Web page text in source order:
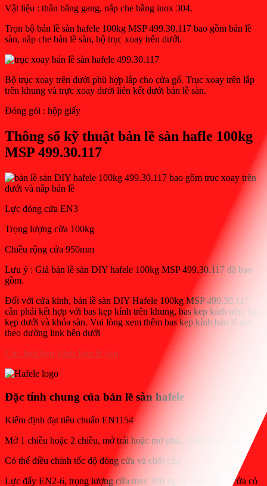
Vật liệu : thân bằng gang, nắp che bằng inox 304.
Trọn bộ bản lề sàn hafele 100kg MSP 499.30.117 bao gồm bản lề
sàn, nắp che bản lề sàn, bộ trục xoay trên dưới.
Bộ trục xoay trên dưới phù hợp lắp cho cửa gổ. Trục xoay trên lắp
trên khung và trực xoay dưới liên kết dưới bản lề sàn.
Đóng gói : hộp giấy
Thông số kỹ thuật bản lề sàn hafle 100kg
MSP 499.30.117
Lực đóng cửa EN3
Trọng lượng cửa 100kg
Chiều rộng cửa 950mm
Lưu ý : Giá bản lề sàn DIY hafele 100kg MSP 499.30.117 đã bao
gồm.
Đối với cửa kính, bản lề sàn DIY Hafele 100kg MSP 499.30.117
cần phải kết hợp với bas kẹp kính trên khung, bas kep kính trên, bas
kẹp dưới và khóa sàn. Vui lòng xem thêm bas kẹp kính bản lề sàn
theo dường link bên dưới
Các loại kẹp kính bản lề sàn
Đặc tính chung của bản lề sàn hafele
Kiểm định đạt tiêu chuẩn EN1154
Mở 1 chiều hoặc 2 chiều, mở trái hoặc mở phải, Giữ cửa 90 độ
Có thể điều chỉnh tốc độ đóng cửa và chốt cửa
Lực đẩy EN2-6, trọng lượng cửa max 300 kg và chiều rộng cửa có